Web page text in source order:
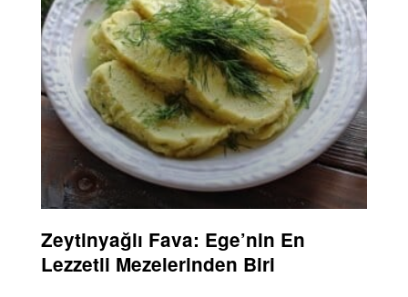
Zeytinyağlı Fava: Ege’nin En
Lezzetli Mezelerinden Biri